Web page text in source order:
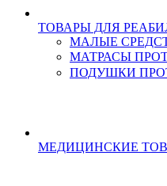
ТОВАРЫ ДЛЯ
МАЛЫЕ
МАТРАСЫ
ПОДУШКИ
МЕДИЦИНСКИЕ